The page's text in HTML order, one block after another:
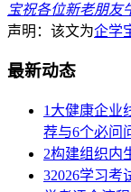
宝祝各位新老朋友
声明：该文为企学
最新动态
1 大健康企业
荐与6个必问
2构建组织内
32026学习考